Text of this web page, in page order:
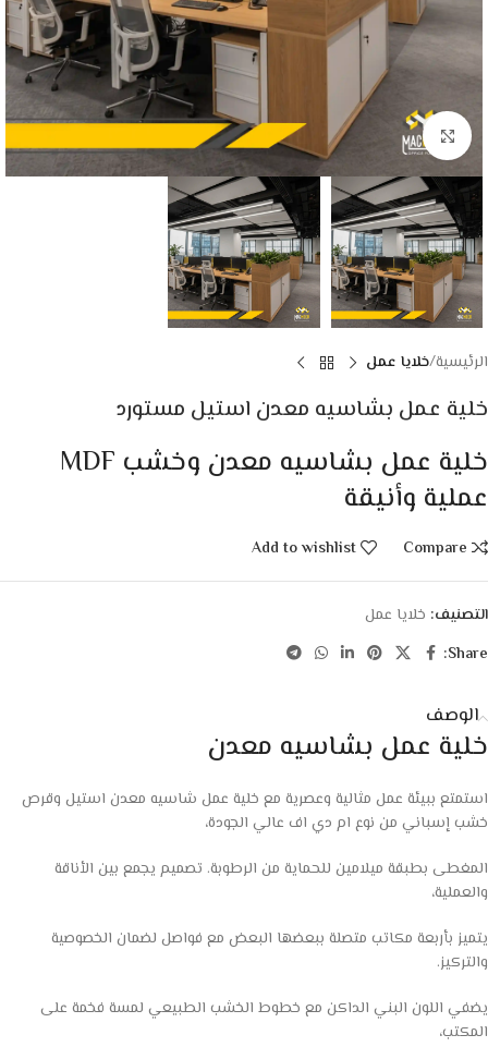
Click to enlarge
الرئيسية خلايا عمل
خلية عمل بشاسيه معدن استيل مستورد
خلية عمل بشاسيه معدن وخشب MDF
عملية وأنيقة
Compare
Add to wishlist
التصنيف: خلايا عمل
Share:
الوصف
خلية عمل بشاسيه معدن
استمتع ببيئة عمل مثالية وعصرية مع خلية عمل شاسيه معدن استيل وقرص
خشب إسباني من نوع ام دي اف عالي الجودة،
المغطى بطبقة ميلامين للحماية من الرطوبة. تصميم يجمع بين الأناقة
والعملية،
يتميز بأربعة مكاتب متصلة ببعضها البعض مع فواصل لضمان الخصوصية
والتركيز.
يضفي اللون البني الداكن مع خطوط الخشب الطبيعي لمسة فخمة على
المكتب،